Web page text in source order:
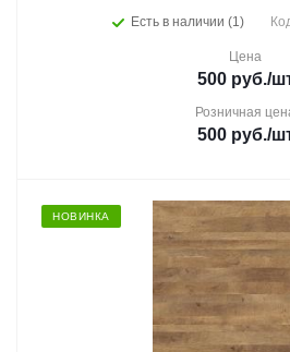
Есть в наличии (1)
Цена
500руб./
Розничная
500руб./
НОВИНКА